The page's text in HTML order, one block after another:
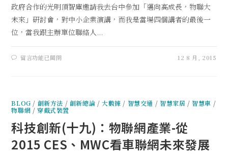
政府合作的光明頂智庫邀請我去台中參加「邁向高成長，物聯大
未來」研討會，對中小企業演講，而我是當場四個講者的最後一
位，當我跟主辦單位聯絡人...
留言功能已關閉 12 8 月, 2015
BLOG / 創新方法 / 創新總論 /大數據 / 智慧交通 / 智慧家居 /智慧車 /
物聯網 /穿戴式裝置
科技創新(十九)：物聯網產業-從
2015 CES、MWC看車聯網未來發展